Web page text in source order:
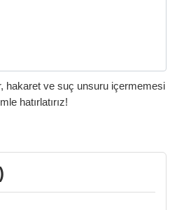
hakaret ve suç unsuru içermemesi
hatırlatırız!